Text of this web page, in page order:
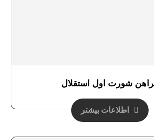
شورت اول استقلال
اطلاعات بیشتر